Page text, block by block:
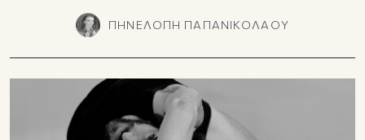
ΠΗΝΕΛΟΠΗ ΠΑΠΑΝΙΚΟΛΑΟΥ